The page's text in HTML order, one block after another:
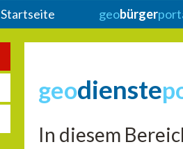
Startseite geobürger
geodienste
In diesem